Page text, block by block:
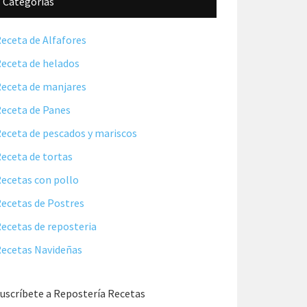
de Alfafores
de helados
de manjares
de Panes
de pescados y mariscos
de tortas
con pollo
de Postres
de reposteria
Navideñas
a Repostería Recetas